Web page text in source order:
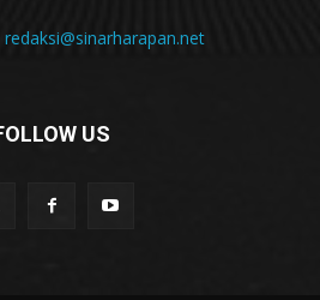
redaksi@sinarharapan.net
US